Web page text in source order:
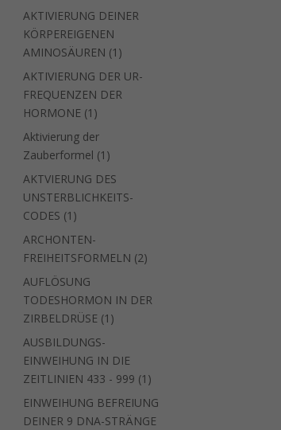
AKTIVIERUNG DEINER
KÖRPEREIGENEN
AMINOSÄUREN 1 1
Produkt
AKTIVIERUNG DER UR-
FREQUENZEN DER
HORMONE 1 1
Aktivierung der
Zauberformel 1 1
Produkt
AKTVIERUNG DES
UNSTERBLICHKEITS-
CODES 1 1
Produkt
ARCHONTEN-
FREIHEITSFORMELN 22
AUFLÖSUNG
TODESHORMON IN DER
ZIRBELDRÜSE 1 1
AUSBILDUNGS-
EINWEIHUNG IN DIE
ZEITLINIEN 433 - 999 1 1
Produkt
EINWEIHUNG BEFREIUNG
DEINER 9 DNA-STRÄNGE